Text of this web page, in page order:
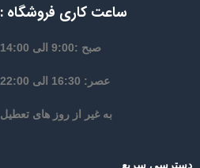
ساعت کاری فروشگاه :
صبح :9:00 الی 14:00
عصر: 16:30 الی 22:00
به غیر از روز های تعطیل
دسترسی سریع